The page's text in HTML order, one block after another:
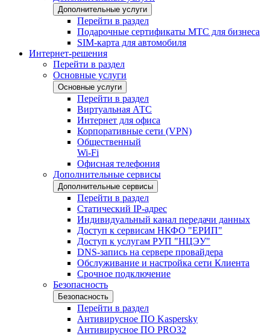
Дополнительные услуги
Перейти в раздел
Подарочные сертификаты МТС для бизнеса
SIM-карта для автомобиля
Интернет-решения
Перейти в раздел
Основные услуги
Основные услуги
Перейти в раздел
Виртуальная АТС
Интернет для офиса
Корпоративные сети (VPN)
Общественный
Wi-Fi
Офисная телефония
Дополнительные сервисы
Дополнительные сервисы
Перейти в раздел
Статический IP-адрес
Индивидуальный канал передачи данных
Доступ к сервисам НКФО "ЕРИП"
Доступ к услугам РУП "НЦЭУ"
DNS-запись на сервере провайдера
Обслуживание и настройка сети Клиента
Срочное подключение
Безопасность
Безопасность
Перейти в раздел
Антивирусное ПО Kaspersky
Антивирусное ПО PRO32